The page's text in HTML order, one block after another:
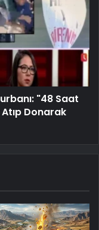
"48 Saat
Donarak